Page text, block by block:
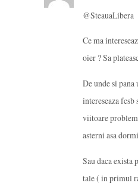
@SteauaLibera
Ce ma
oier ? Sa
De unde si pana
intereseaza
viitoare
asterni asa
Sau daca
tale ( in primul